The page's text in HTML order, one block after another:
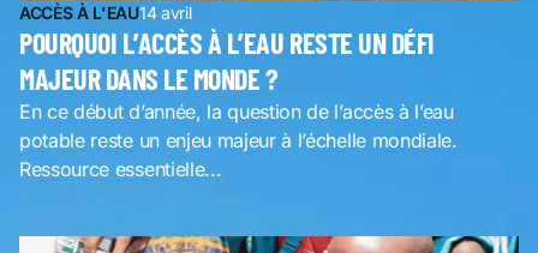
ACCÈS À L'EAU14 avril
POURQUOI L’ACCÈS À L’EAU RESTE UN DÉFI
MAJEUR DANS LE MONDE ?
En ce début d’année, la question de l’accès à l’eau
potable reste un enjeu majeur à l’échelle mondiale.
Ressource essentielle...